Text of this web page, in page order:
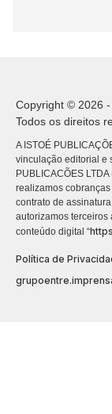
Copyright © 2026 -
Todos os direitos
A ISTOÉ
vinculação editorial e
PUBLICACÕES
realizamos
contrato de
autorizamos
conteúdo digital “
Política de